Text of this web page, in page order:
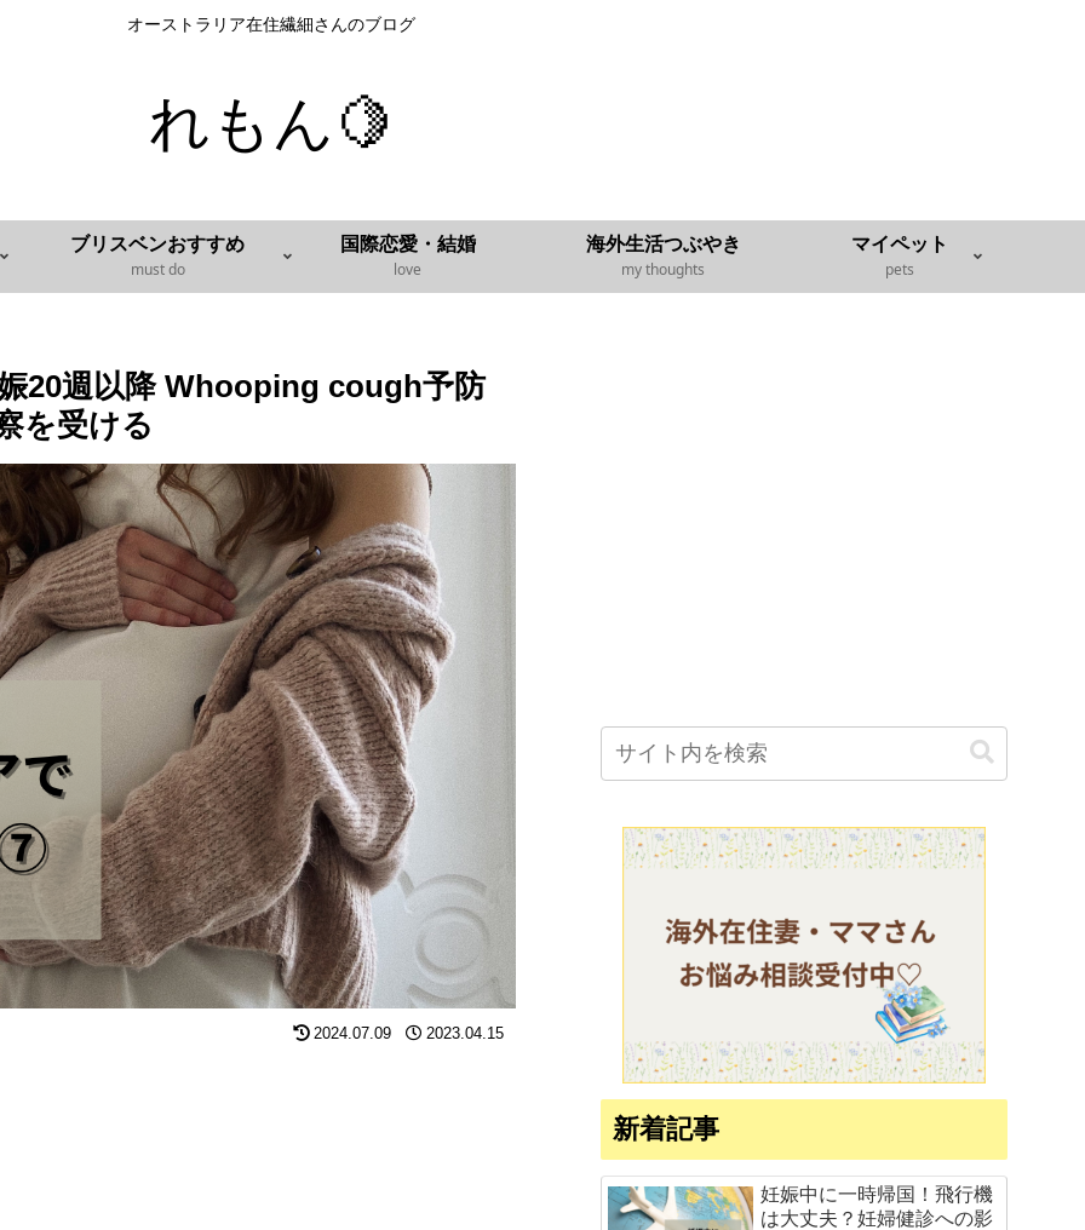
オーストラリア在住繊細さんのブログ
れもん🍋
ブリスベンおすすめ
must do
国際恋愛・結婚
love
海外生活つぶやき
my thoughts
マイペット
pets
20週以降 Whooping cough予防
を受ける
2024.07.09 2023.04.15
新着記事
妊娠中に一時帰国！飛行機
は大丈夫？妊婦健診への影